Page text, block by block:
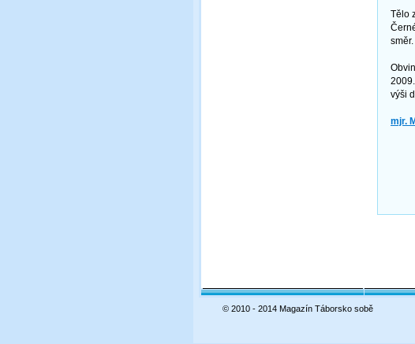
Tělo
směr.
výši
mjr.
© 2010 - 2014 Magazín Táborsko sobě